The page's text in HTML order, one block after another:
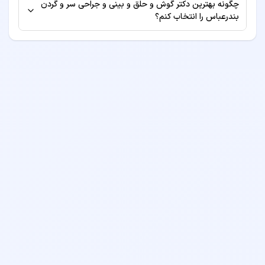
اطلاع از لیست بیمه‌های طرف قرارداد، به صفحه پروفایل دکتر
مراجعه کنید یا قبل از رزرو نوبت با مطب تماس بگیرید.
چگونه بهترین دکتر گوش و حلق و بینی و جراحی سر و گردن
بندرعباس را انتخاب کنم؟